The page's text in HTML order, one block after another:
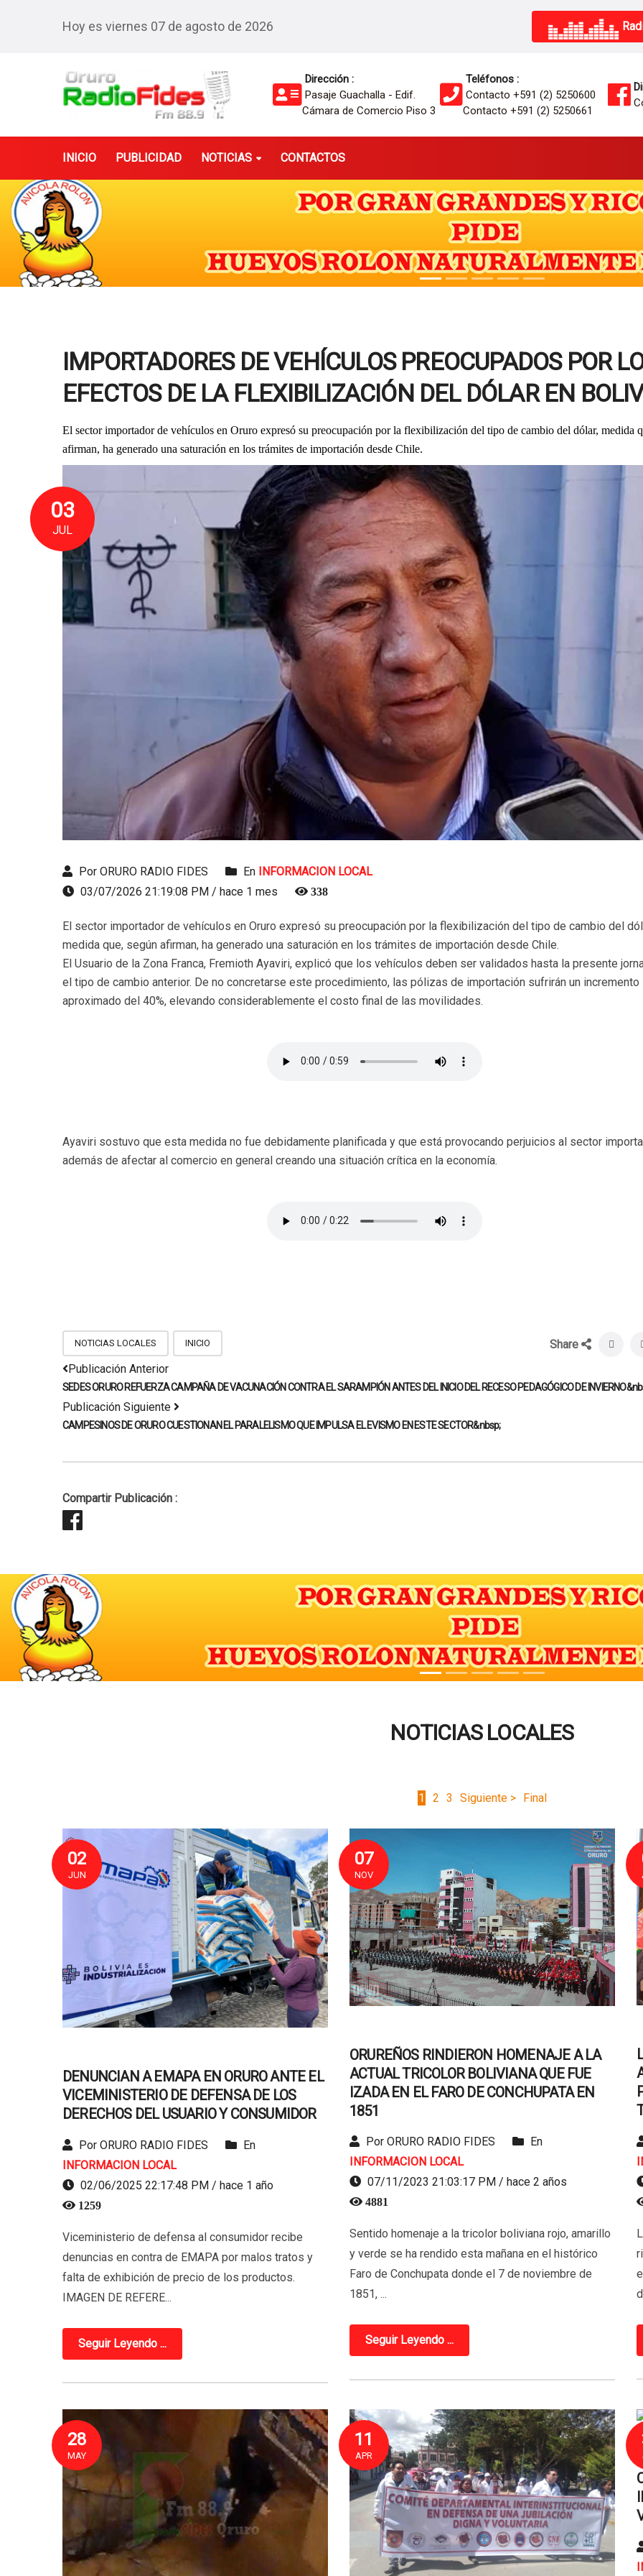
Hoy es viernes 07 de agosto de 2026
Dirección :
Pasaje Guachalla - Edif.
Cámara de Comercio Piso 3
Teléfonos :
Contacto +591 (2) 5250600
Contacto +591 (2) 5250661
INICIO PUBLICIDAD NOTICIAS CONTACTOS
IMPORTADORES DE VEHÍCULOS PREOCUPADOS POR
EFECTOS DE LA FLEXIBILIZACIÓN DEL DÓLAR EN
El sector importador de vehículos en Oruro expresó su preocupación por la flexibilización del tipo de cambio del dólar, medida
afirman, ha generado una saturación en los trámites de importación desde Chile.
03
JUL
Por ORURO RADIO FIDES En INFORMACION LOCAL
03/07/2026 21:19:08 PM / hace 1 mes
338
El sector importador de vehículos en Oruro expresó su preocupación por la flexibilización del tipo de cambio del
medida que, según afirman, ha generado una saturación en los trámites de importación desde Chile.
El Usuario de la Zona Franca, Fremioth Ayaviri, explicó que los vehículos deben ser validados hasta la presente
el tipo de cambio anterior. De no concretarse este procedimiento, las pólizas de importación sufrirán un incremento
aproximado del 40%, elevando considerablemente el costo final de las movilidades.
Ayaviri sostuvo que esta medida no fue debidamente planificada y que está provocando perjuicios al sector
además de afectar al comercio en general creando una situación crítica en la economía.
NOTICIAS LOCALES INICIO
Share
Publicación Anterior
SEDES ORURO REFUERZA CAMPAÑA DE VACUNACIÓN CONTRA EL SARAMPIÓN ANTES DEL INICIO DEL RECESO PEDAGÓGICO DE
Publicación Siguiente
CAMPESINOS DE ORURO CUESTIONAN EL PARALELISMO QUE IMPULSA EL EVISMO EN ESTE SECTOR&nbsp;
Compartir Publicación :
NOTICIAS LOCALES
1 2 3 Siguiente > Final
02
JUN
DENUNCIAN A EMAPA EN ORURO ANTE EL
VICEMINISTERIO DE DEFENSA DE LOS
DERECHOS DEL USUARIO Y CONSUMIDOR
Por ORURO RADIO FIDES
En
INFORMACION LOCAL
02/06/2025 22:17:48 PM / hace 1 año
1259
Viceministerio de defensa al consumidor recibe
denuncias en contra de EMAPA por malos tratos y
falta de exhibición de precio de los productos.
IMAGEN DE REFERE...
Seguir Leyendo ...
07
NOV
ORUREÑOS RINDIERON HOMENAJE A LA
ACTUAL TRICOLOR BOLIVIANA QUE FUE
IZADA EN EL FARO DE CONCHUPATA EN
1851
Por ORURO RADIO FIDES
En
INFORMACION LOCAL
07/11/2023 21:03:17 PM / hace 2 años
4881
Sentido homenaje a la tricolor boliviana rojo, amarillo
y verde se ha rendido esta mañana en el histórico
Faro de Conchupata donde el 7 de noviembre de
1851, ...
Seguir Leyendo ...
28
MAY
11
APR